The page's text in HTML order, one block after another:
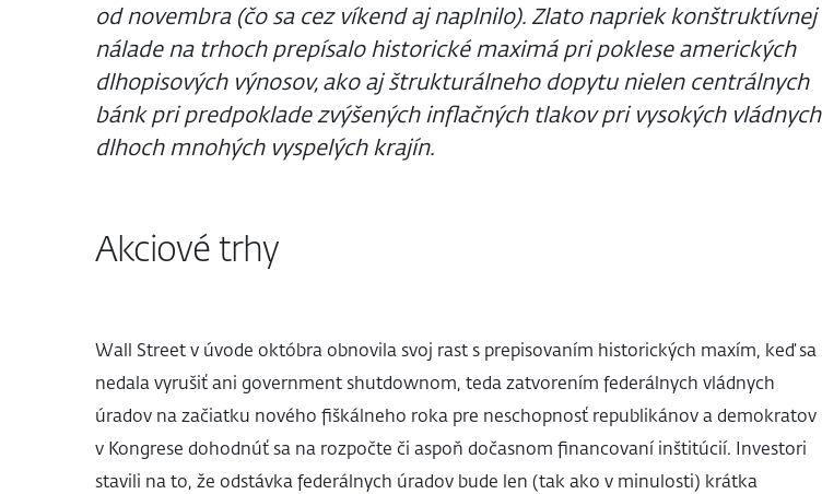
od novembra (čo sa cez víkend aj naplnilo). Zlato napriek konštruktívnej
nálade na trhoch prepísalo historické maximá pri poklese amerických
dlhopisových výnosov, ako aj štrukturálneho dopytu nielen centrálnych
bánk pri predpoklade zvýšených inflačných tlakov pri vysokých vládnych
dlhoch mnohých vyspelých krajín.
Akciové trhy
Wall Street v úvode októbra obnovila svoj rast s prepisovaním historických maxím, keď sa
nedala vyrušiť ani government shutdownom, teda zatvorením federálnych vládnych
úradov na začiatku nového fiškálneho roka pre neschopnosť republikánov a demokratov
v Kongrese dohodnúť sa na rozpočte či aspoň dočasnom financovaní inštitúcií. Investori
stavili na to, že odstávka federálnych úradov bude len (tak ako v minulosti) krátka